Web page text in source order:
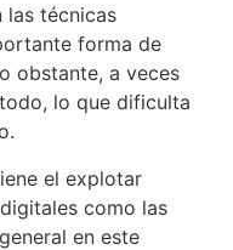
las técnicas
forma de
obstante, a veces
lo que dificulta
el explotar
como las
en este